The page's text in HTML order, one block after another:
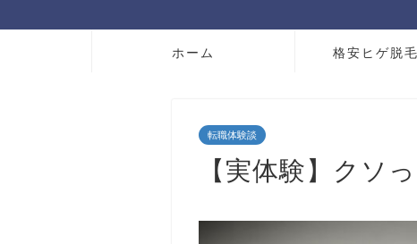
ホーム 格安ヒゲ脱
転職体験談
【実体験】クソ